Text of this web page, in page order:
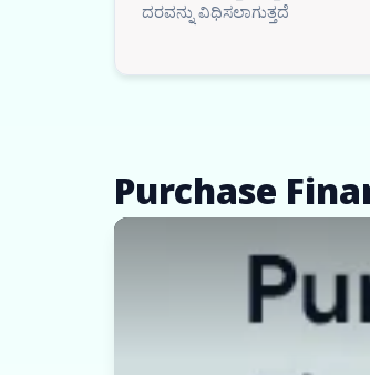
ದರವನ್ನು ವಿಧಿಸಲಾಗುತ್ತದೆ
Purchase